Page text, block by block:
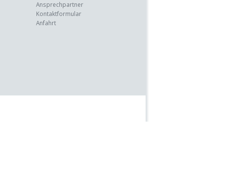
Ansprechpartner
Kontaktformular
Anfahrt